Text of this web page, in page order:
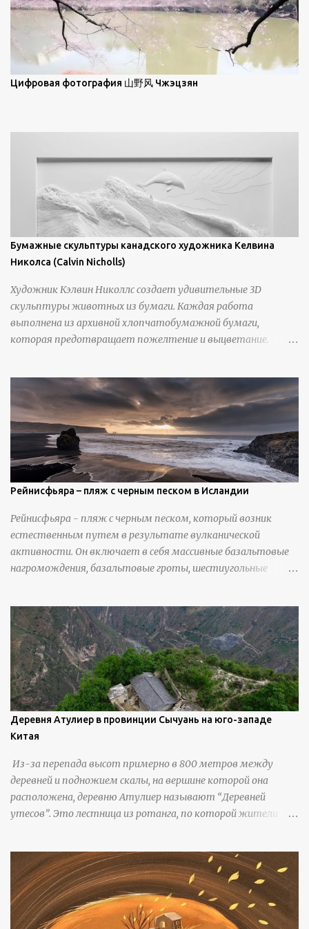
элегантность живописи с реалиями современной жизни. В
некотором смысле, персонажи его картин предлагают
зрителям незаконченный рассказ, который усиливается его
уникальной манерой использования освещения". Для
просмотра всех работ, посетите страницу –
Цифровая фотография 山野风 Чжэцзян
Бумажные скульптуры канадского художника Келвина
Николса (Calvin Nicholls)
Художник Кэлвин Николлс создает удивительные 3D
скульптуры животных из бумаги. Каждая работа
выполнена из архивной хлопчатобумажной бумаги,
которая предотвращает пожелтение и выцветание.
инструменты для текстурирования, чтобы точно
вылепить каждую деталь. источник
https://calvinnicholls.com/
Рейнисфьяра – пляж с черным песком в Исландии
Рейнисфьяра - пляж с черным песком, который возник
естественным путем в результате вулканической
активности. Он включает в себя массивные базальтовые
нагромождения, базальтовые гроты, шестиугольные
Деревня Атулиер в провинции Сычуань на юго-западе
Китая
Из-за перепада высот примерно в 800 метров между
деревней и подножием скалы, на вершине которой она
расположена, деревню Атулиер называют “Деревней
утесов”. Это лестница из ротанга, по которой жители
стальными лестницами с защитными перилами, и
передвижение детей и жителей деревни было улучшено.
Подъем от подножия горы до вершины занимает до 4
часов. По словам местных жителей, их предки мигрировали